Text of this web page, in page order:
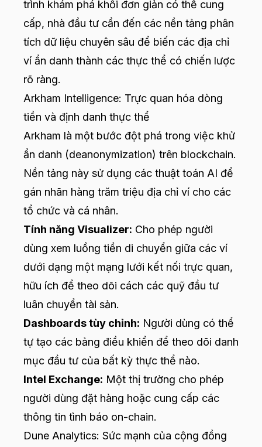
trình khám phá khối đơn giản có thể cung
cấp, nhà đầu tư cần đến các nền tảng phân
tích dữ liệu chuyên sâu để biến các địa chỉ
ví ẩn danh thành các thực thể có chiến lược
rõ ràng.
Arkham Intelligence: Trực quan hóa dòng
tiền và định danh thực thể
Arkham là một bước đột phá trong việc khử
ẩn danh (deanonymization) trên blockchain.
Nền tảng này sử dụng các thuật toán AI để
gán nhãn hàng trăm triệu địa chỉ ví cho các
tổ chức và cá nhân.
Tính năng Visualizer: Cho phép người
dùng xem luồng tiền di chuyển giữa các ví
dưới dạng một mạng lưới kết nối trực quan,
hữu ích để theo dõi cách các quỹ đầu tư
luân chuyển tài sản.
Dashboards tùy chỉnh: Người dùng có thể
tự tạo các bảng điều khiển để theo dõi danh
mục đầu tư của bất kỳ thực thể nào.
Intel Exchange: Một thị trường cho phép
người dùng đặt hàng hoặc cung cấp các
thông tin tình báo on-chain.
Dune Analytics: Sức mạnh của cộng đồng